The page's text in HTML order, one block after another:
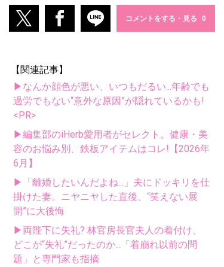
コメントをする・見る
【関連記事】
▶なんか顔色が悪い、いつもだるい...年齢でも
過労でもない“意外な原因”が隠れているかも!
<PR>
▶編集部のiHerb愛用者がセレクト。健康・美
容のお悩み別、鉄板アイテムはコレ!【2026年
6月】
▶「離婚したいんだよね...」夫にドッキリを仕
掛けた妻。ニヤニヤした直後、“笑えない展
開”に大後悔
▶両陛下に失礼? 林官房長官夫人の着付け、
どこが“失礼”だったのか...「着崩れ以前の問
題」と専門家も指摘